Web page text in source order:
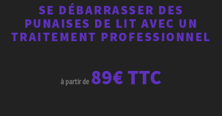
SE DÉBARRASSER DES
PUNAISES DE LIT AVEC UN
TRAITEMENT PROFESSIONNEL
à partir de 89€ TTC